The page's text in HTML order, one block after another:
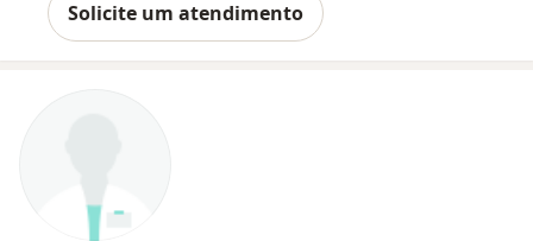
Solicite um atendimento